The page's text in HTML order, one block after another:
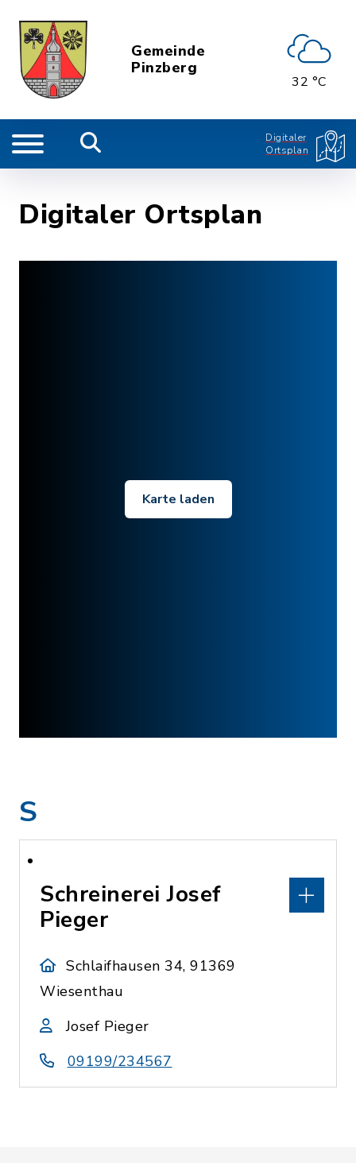
Gemeinde
Pinzberg
32 °C
Digitaler
Ortsplan
Digitaler Ortsplan
Karte laden
S
Schreinerei Josef
Pieger
Schlaifhausen 34, 91369
Wiesenthau
Josef Pieger
09199/234567